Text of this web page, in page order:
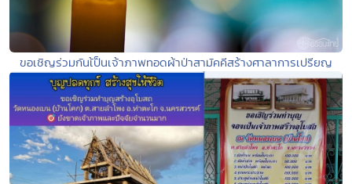
ขอเชิญร่วมกันเ้ป็นเจ้าภาพทอดผ้าป่าสามัคคีสร้างศาลาการเปรียญ